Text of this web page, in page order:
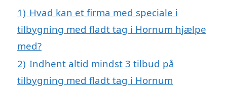
1) Hvad kan et firma med speciale i
tilbygning med fladt tag i Hornum hjælpe
med?
2) Indhent altid mindst 3 tilbud på
tilbygning med fladt tag i Hornum